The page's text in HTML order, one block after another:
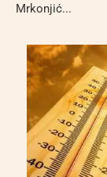
Mrkonjić...